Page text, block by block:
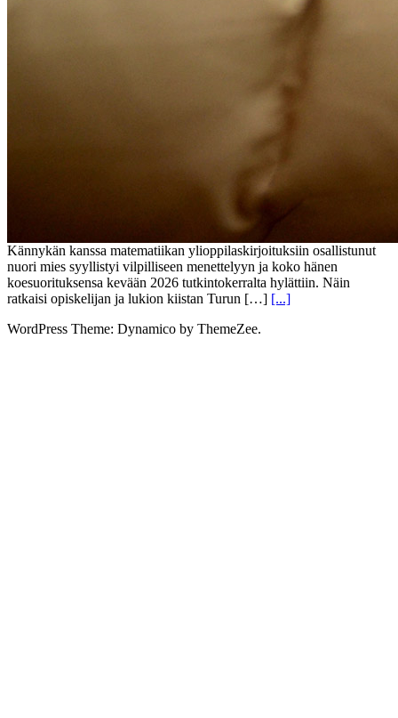
Kännykän kanssa matematiikan ylioppilaskirjoituksiin osallistunut
nuori mies syyllistyi vilpilliseen menettelyyn ja koko hänen
koesuorituksensa kevään 2026 tutkintokerralta hylättiin. Näin
ratkaisi opiskelijan ja lukion kiistan Turun […] [...]
WordPress Theme: Dynamico by ThemeZee.